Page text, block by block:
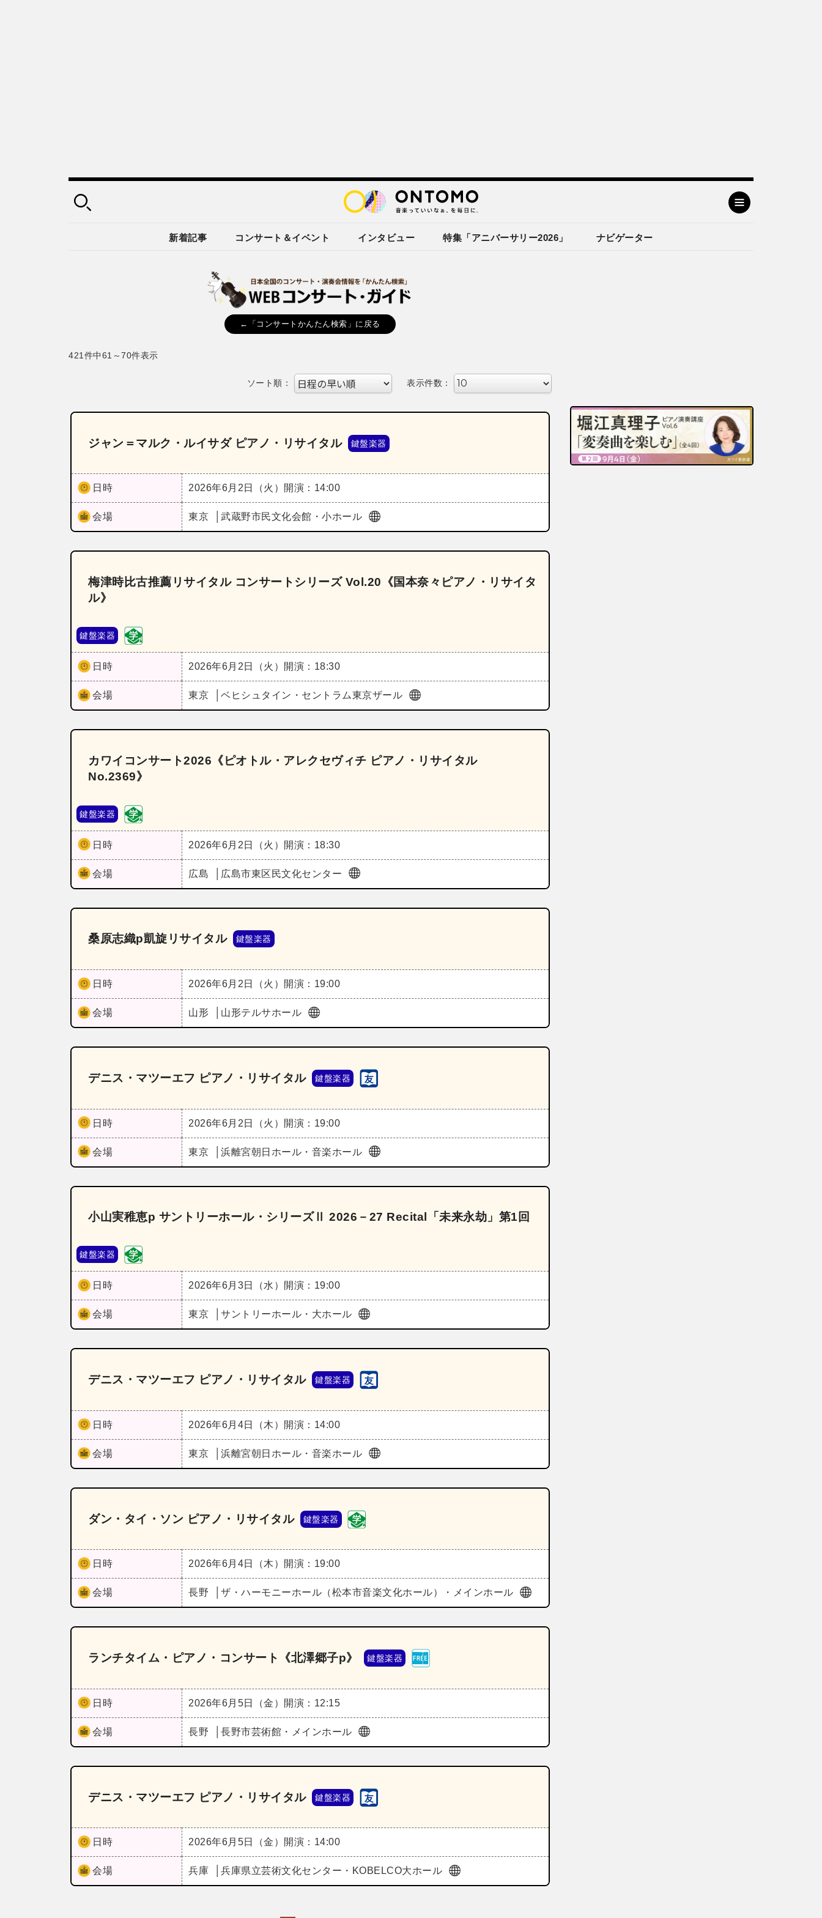
新着記事 コンサート＆イベント インタビュー 特集「アニバーサリー2026」 ナビゲーター
←「コンサートかんたん検索」に戻る
421件中61～70件表示
ソート順： 表示件数：
ジャン＝マルク・ルイサダ ピアノ・リサイタル 鍵盤楽器
日時 2026年6月2日（火） 開演：14:00
会場 東京 武蔵野市民文化会館・小ホール
梅津時比古推薦リサイタル コンサートシリーズ Vol.20《国本奈々ピアノ・リサイタ
ル》
鍵盤楽器
日時 2026年6月2日（火） 開演：18:30
会場 東京 ベヒシュタイン・セントラム東京ザール
カワイコンサート2026《ピオトル・アレクセヴィチ ピアノ・リサイタル
No.2369》
鍵盤楽器
日時 2026年6月2日（火） 開演：18:30
会場 広島 広島市東区民文化センター
桑原志織p凱旋リサイタル 鍵盤楽器
日時 2026年6月2日（火） 開演：19:00
会場 山形 山形テルサホール
デニス・マツーエフ ピアノ・リサイタル 鍵盤楽器
日時 2026年6月2日（火） 開演：19:00
会場 東京 浜離宮朝日ホール・音楽ホール
小山実稚恵p サントリーホール・シリーズⅡ 2026－27 Recital「未来永劫」第1回
鍵盤楽器
日時 2026年6月3日（水） 開演：19:00
会場 東京 サントリーホール・大ホール
デニス・マツーエフ ピアノ・リサイタル 鍵盤楽器
日時 2026年6月4日（木） 開演：14:00
会場 東京 浜離宮朝日ホール・音楽ホール
ダン・タイ・ソン ピアノ・リサイタル 鍵盤楽器
日時 2026年6月4日（木） 開演：19:00
会場 長野 ザ・ハーモニーホール（松本市音楽文化ホール）・メインホール
ランチタイム・ピアノ・コンサート《北澤郷子p》 鍵盤楽器
日時 2026年6月5日（金） 開演：12:15
会場 長野 長野市芸術館・メインホール
デニス・マツーエフ ピアノ・リサイタル 鍵盤楽器
日時 2026年6月5日（金） 開演：14:00
会場 兵庫 兵庫県立芸術文化センター・KOBELCO大ホール